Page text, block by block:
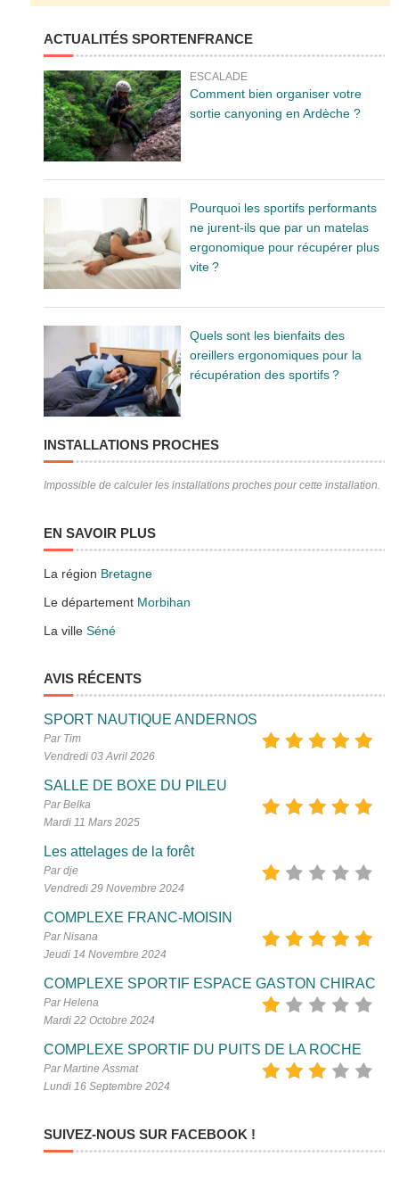
ACTUALITÉS SPORTENFRANCE
ESCALADE
Comment bien organiser votre
sortie canyoning en Ardèche ?
Pourquoi les sportifs performants
ne jurent-ils que par un matelas
ergonomique pour récupérer plus
vite ?
Quels sont les bienfaits des
oreillers ergonomiques pour la
récupération des sportifs ?
INSTALLATIONS PROCHES
Impossible de calculer les installations proches pour cette installation.
EN SAVOIR PLUS
La région Bretagne
Le département Morbihan
La villeSéné
AVIS RÉCENTS
SPORT NAUTIQUE ANDERNOS
Par Tim
Vendredi 03 Avril 2026
SALLE DE BOXE DU PILEU
Par Belka
Mardi 11 Mars 2025
Les attelages de la forêt
Par dje
Vendredi 29 Novembre 2024
COMPLEXE FRANC-MOISIN
Par Nisana
Jeudi 14 Novembre 2024
COMPLEXE SPORTIF ESPACE GASTON CHIRAC
Par Helena
Mardi 22 Octobre 2024
COMPLEXE SPORTIF DU PUITS DE LA ROCHE
Par Martine Assmat
Lundi 16 Septembre 2024
SUIVEZ-NOUS SUR FACEBOOK !